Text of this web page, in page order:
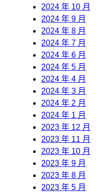
2024 年 10 月
2024 年 9 月
2024 年 8 月
2024 年 7 月
2024 年 6 月
2024 年 5 月
2024 年 4 月
2024 年 3 月
2024 年 2 月
2024 年 1 月
2023 年 12 月
2023 年 11 月
2023 年 10 月
2023 年 9 月
2023 年 8 月
2023 年 5 月